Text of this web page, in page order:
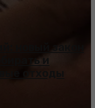
новый закон
и
отходы